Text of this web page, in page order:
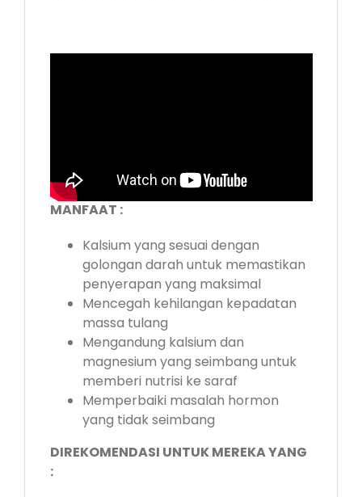
MANFAAT :
Kalsium yang sesuai dengan
golongan darah untuk memastikan
penyerapan yang maksimal
Mencegah kehilangan kepadatan
massa tulang
Mengandung kalsium dan
magnesium yang seimbang untuk
memberi nutrisi ke saraf
Memperbaiki masalah hormon
yang tidak seimbang
DIREKOMENDASI UNTUK MEREKA YANG
: